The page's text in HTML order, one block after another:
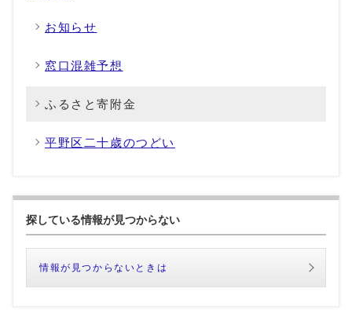
お知らせ
窓口混雑予想
ふるさと寄附金
平野区二十歳のつどい
探している情報が見つからない
情報が見つからないときは